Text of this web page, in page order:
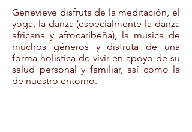
Genevieve disfruta de la meditación, el
yoga, la danza (especialmente la danza
africana y afrocaribeña), la música de
muchos géneros y disfruta de una
forma holística de vivir en apoyo de su
salud personal y familiar, así como la
de nuestro entorno.